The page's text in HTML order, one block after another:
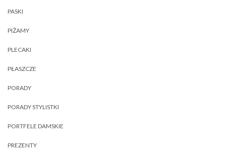
PASKI
PIŻAMY
PLECAKI
PŁASZCZE
PORADY
PORADY STYLISTKI
PORTFELE DAMSKIE
PREZENTY